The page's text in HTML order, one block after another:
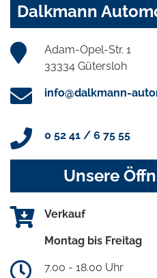
Dalkmann
Adam-Opel-Str. 1
33334 Gütersloh
info@dalkmann-
0 52 41 / 6 75 55
Unsere
Verkauf
Montag bis Freitag
7.00 - 18.00 Uhr